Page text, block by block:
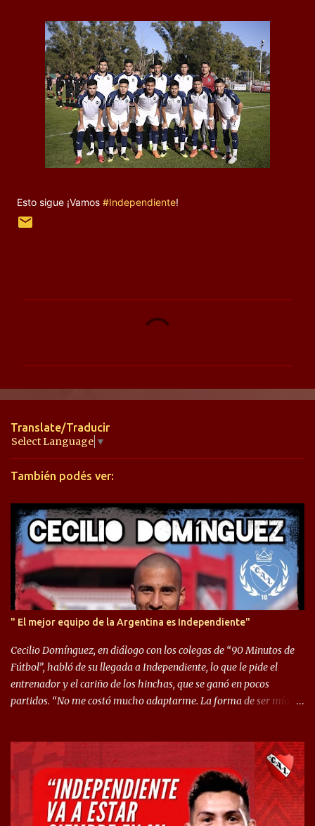
Esto sigue ¡Vamos #Independiente!
n
a
r
i
s
Translate/Traducir
Select Language ▼
También podés ver:
" El mejor equipo de la Argentina es Independiente"
Cecilio Domínguez, en diálogo con los colegas de “90 Minutos de
Fútbol”, habló de su llegada a Independiente, lo que le pide el
entrenador y el cariño de los hinchas, que se ganó en pocos
partidos. “No me costó mucho adaptarme. La forma de ser mía
llegué a un Independiente que juega muy dinámico y me gusta
mucho. Me favorece por la forma de jugar mía y eso también
ayudó a que me adapte”. “Me siento mejor por izquierda, pero me
gusta mucho jugar de 9, y juego sin problemas por derecha
también. Jugar de 9 y de extremo por izquierda es diferente. A mi